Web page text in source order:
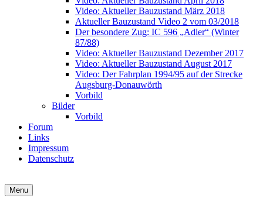
Video: Aktueller Bauzustand März 2018
Aktueller Bauzustand Video 2 vom 03/2018
Der besondere Zug: IC 596 „Adler“ (Winter
87/88)
Video: Aktueller Bauzustand Dezember 2017
Video: Aktueller Bauzustand August 2017
Video: Der Fahrplan 1994/95 auf der Strecke
Augsburg-Donauwörth
Vorbild
Bilder
Vorbild
Forum
Links
Impressum
Datenschutz
Menu